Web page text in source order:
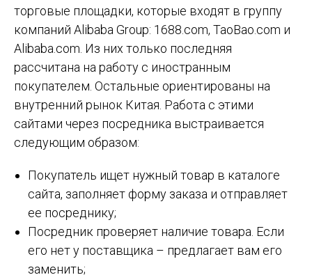
торговые площадки, которые входят в группу
компаний Alibaba Group: 1688.com, TaoBao.com и
Alibaba.com. Из них только последняя
рассчитана на работу с иностранным
покупателем. Остальные ориентированы на
внутренний рынок Китая. Работа с этими
сайтами через посредника выстраивается
следующим образом:
Покупатель ищет нужный товар в каталоге
сайта, заполняет форму заказа и отправляет
ее посреднику;
Посредник проверяет наличие товара. Если
его нет у поставщика – предлагает вам его
заменить;